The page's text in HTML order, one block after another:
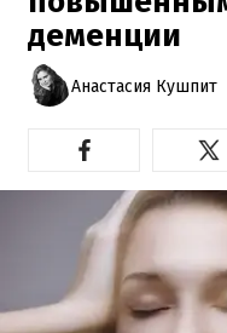
деменции
Анастасия Кушпит